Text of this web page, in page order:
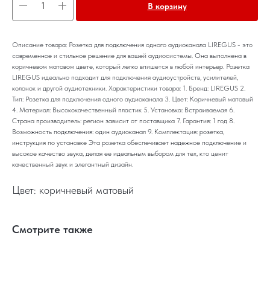
В корзину
Описание товара: Розетка для подключения одного аудиоканала LIREGUS - это
современное и стильное решение для вашей аудиосистемы. Она выполнена в
коричневом матовом цвете, который легко впишется в любой интерьер. Розетка
LIREGUS идеально подходит для подключения аудиоустройств, усилителей,
колонок и другой аудиотехники. Характеристики товара: 1. Бренд: LIREGUS 2.
Тип: Розетка для подключения одного аудиоканала 3. Цвет: Коричневый матовый
4. Материал: Высококачественный пластик 5. Установка: Встраиваемая 6.
Страна производитель: регион зависит от поставщика 7. Гарантия: 1 год 8.
Возможность подключения: один аудиоканал 9. Комплектация: розетка,
инструкция по установке Эта розетка обеспечивает надежное подключение и
высокое качество звука, делая ее идеальным выбором для тех, кто ценит
качественный звук и элегантный дизайн.
Цвет: коричневый матовый
Смотрите также